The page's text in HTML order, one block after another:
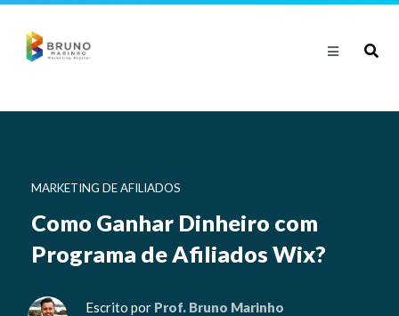
MARKETING DE AFILIADOS
Como Ganhar Dinheiro com
Programa de Afiliados Wix?
Escrito por Prof. Bruno Marinho